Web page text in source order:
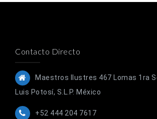
Contacto Directo
Maestros Ilustres 467 Lomas 1ra
Luis Potosí, S.L.P. México
+52 444 204 7617